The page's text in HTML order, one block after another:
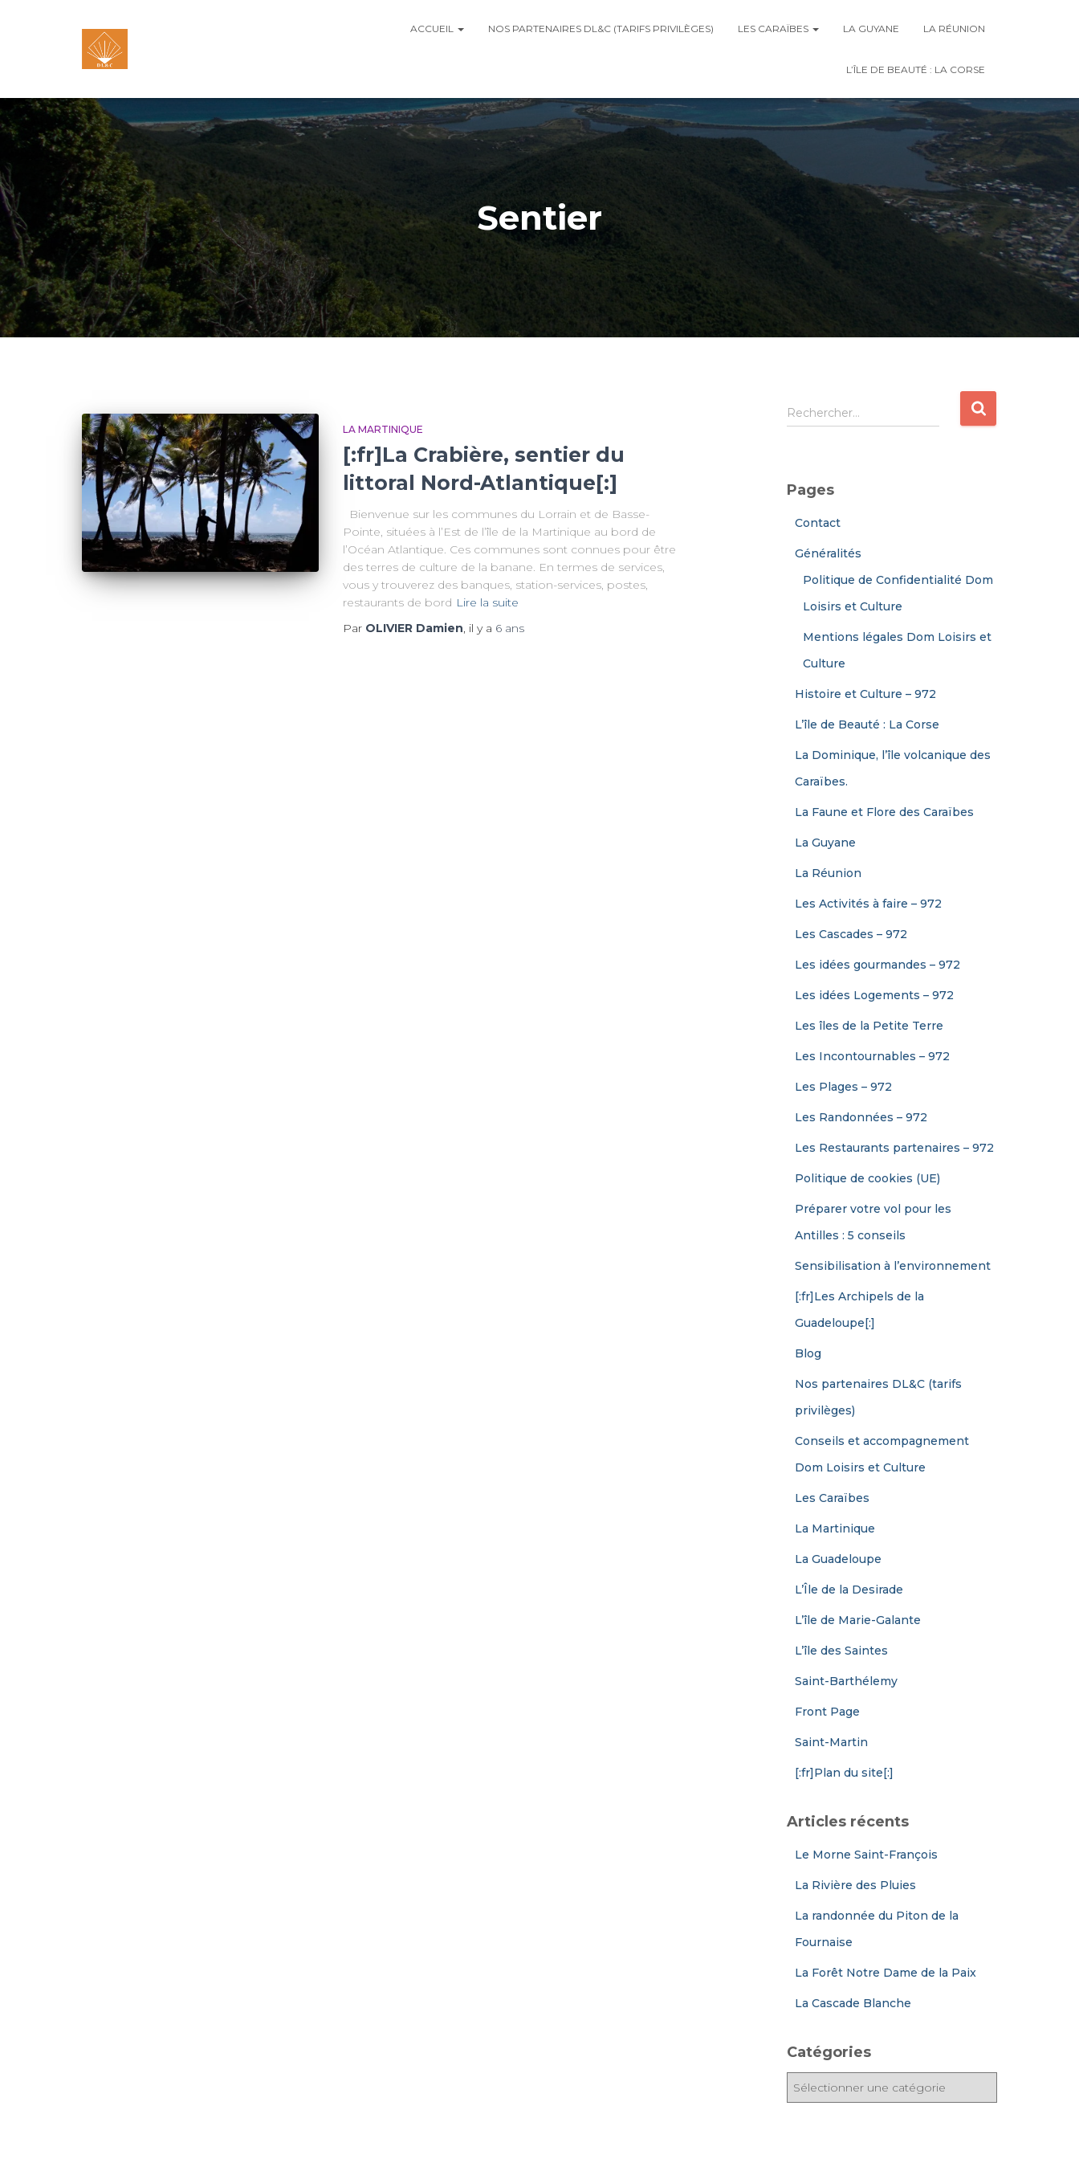
ACCUEIL NOS PARTENAIRES DL&C (TARIFS PRIVILÈGES) LES CARAÏBES LA GUYANE LA RÉUNION
L’ÎLE DE BEAUTÉ : LA CORSE
Sentier
LA MARTINIQUE
[:fr]La Crabière, sentier du
littoral Nord-Atlantique[:]
Bienvenue sur les communes du Lorrain et de Basse-
Pointe, situées à l’Est de l’île de la Martinique au bord de
l’Océan Atlantique. Ces communes sont connues pour être
des terres de culture de la banane. En termes de services,
vous y trouverez des banques, station-services, postes,
restaurants de bord Lire la suite
Par OLIVIER Damien, il y a 6 ans
R
e
r
Rechercher…
Pages
Contact
Généralités
Politique de Confidentialité Dom
Loisirs et Culture
Mentions légales Dom Loisirs et
Culture
Histoire et Culture – 972
L’île de Beauté : La Corse
La Dominique, l’île volcanique des
Caraïbes.
La Faune et Flore des Caraïbes
La Guyane
La Réunion
Les Activités à faire – 972
Les Cascades – 972
Les idées gourmandes – 972
Les idées Logements – 972
Les îles de la Petite Terre
Les Incontournables – 972
Les Plages – 972
Les Randonnées – 972
Les Restaurants partenaires – 972
Politique de cookies (UE)
Préparer votre vol pour les
Antilles : 5 conseils
Sensibilisation à l’environnement
[:fr]Les Archipels de la
Guadeloupe[:]
Blog
Nos partenaires DL&C (tarifs
privilèges)
Conseils et accompagnement
Dom Loisirs et Culture
Les Caraïbes
La Martinique
La Guadeloupe
L’Île de la Desirade
L’île de Marie-Galante
L’île des Saintes
Saint-Barthélemy
Front Page
Saint-Martin
[:fr]Plan du site[:]
Articles récents
Le Morne Saint-François
La Rivière des Pluies
La randonnée du Piton de la
Fournaise
La Forêt Notre Dame de la Paix
La Cascade Blanche
Catégories